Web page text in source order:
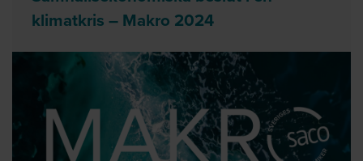
klimatkris – Makro 2024